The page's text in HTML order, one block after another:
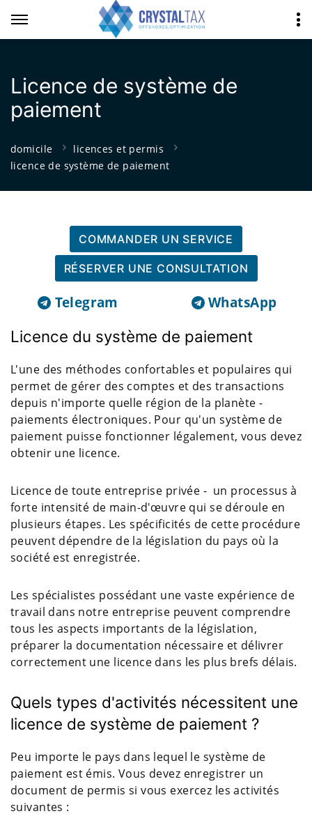
Licence de système de
paiement
domicile
licences et permis
licence de système de paiement
COMMANDER UN SERVICE
RÉSERVER UNE CONSULTATION
Telegram WhatsApp
Licence du système de paiement
L'une des méthodes confortables et populaires qui
permet de gérer des comptes et des transactions
depuis n'importe quelle région de la planète -
paiements électroniques. Pour qu'un système de
paiement puisse fonctionner légalement, vous devez
obtenir une licence.
Licence de toute entreprise privée - un processus à
forte intensité de main-d'œuvre qui se déroule en
plusieurs étapes. Les spécificités de cette procédure
peuvent dépendre de la législation du pays où la
société est enregistrée.
Les spécialistes possédant une vaste expérience de
travail dans notre entreprise peuvent comprendre
tous les aspects importants de la législation,
préparer la documentation nécessaire et délivrer
correctement une licence dans les plus brefs délais.
Quels types d'activités nécessitent une
licence de système de paiement ?
Peu importe le pays dans lequel le système de
paiement est émis. Vous devez enregistrer un
document de permis si vous exercez les activités
suivantes :